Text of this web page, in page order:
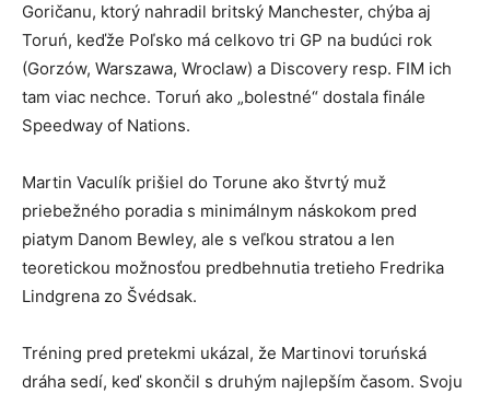
Goričanu, ktorý nahradil britský Manchester, chýba aj
Toruń, keďže Poľsko má celkovo tri GP na budúci rok
(Gorzów, Warszawa, Wroclaw) a Discovery resp. FIM ich
tam viac nechce. Toruń ako „bolestné“ dostala finále
Speedway of Nations.
Martin Vaculík prišiel do Torune ako štvrtý muž
priebežného poradia s minimálnym náskokom pred
piatym Danom Bewley, ale s veľkou stratou a len
teoretickou možnosťou predbehnutia tretieho Fredrika
Lindgrena zo Švédsak.
Tréning pred pretekmi ukázal, že Martinovi toruńská
dráha sedí, keď skončil s druhým najlepším časom. Svoju